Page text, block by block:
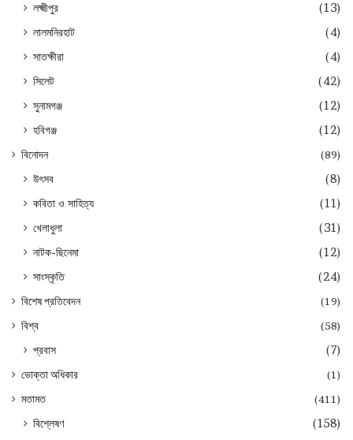
লক্ষ্মীপুর
(13)
লালমনিরহাট
(4)
সাতক্ষীরা
(4)
সিলেট
(42)
সুনামগঞ্জ
(12)
হবিগঞ্জ
(12)
বিনোদন (89)
উৎসব
(8)
কবিতা ও সাহিত্য
(11)
খেলাধুলা
(31)
নাটক-ছিনেমা
(12)
সাংস্কৃতি
(24)
বিশেষ প্রতিবেদন
(19)
বিশ্ব
(58)
প্রবাস (7)
ভোক্তা অধিকার
(1)
মতামত
(411)
বিশ্লেষণ
(158)